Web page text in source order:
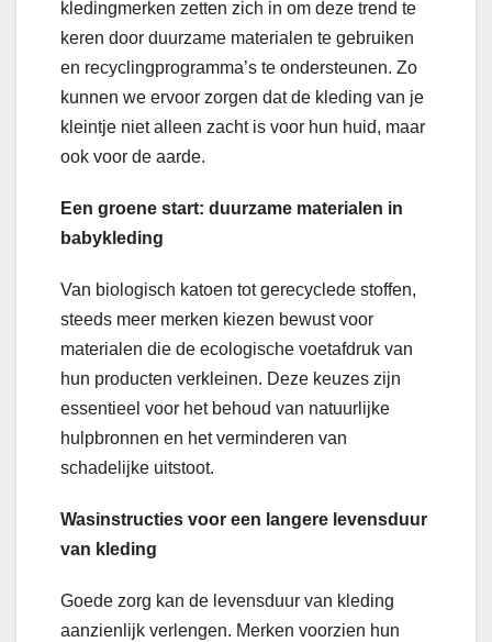
kledingmerken zetten zich in om deze trend te
keren door duurzame materialen te gebruiken
en recyclingprogramma’s te ondersteunen. Zo
kunnen we ervoor zorgen dat de kleding van je
kleintje niet alleen zacht is voor hun huid, maar
ook voor de aarde.
Een groene start: duurzame materialen in
babykleding
Van biologisch katoen tot gerecyclede stoffen,
steeds meer merken kiezen bewust voor
materialen die de ecologische voetafdruk van
hun producten verkleinen. Deze keuzes zijn
essentieel voor het behoud van natuurlijke
hulpbronnen en het verminderen van
schadelijke uitstoot.
Wasinstructies voor een langere levensduur
van kleding
Goede zorg kan de levensduur van kleding
aanzienlijk verlengen. Merken voorzien hun